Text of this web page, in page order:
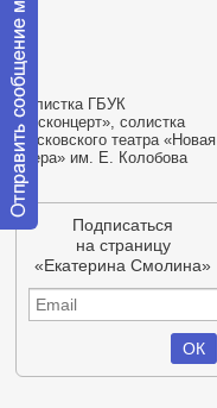
Солистка ГБУК
«Москонцерт», солистка
Московского театра «Новая
опера» им. Е. Колобова
Подписаться
на страницу
«Екатерина Смолина»
сообщение
модератору